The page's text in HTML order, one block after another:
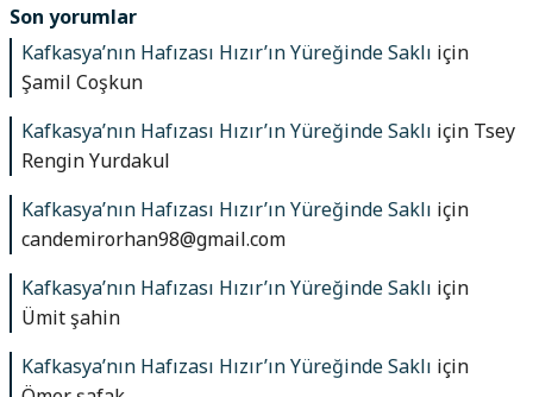
Son yorumlar
Kafkasya’nın Hafızası Hızır’ın Yüreğinde Saklı için
Şamil Coşkun
Kafkasya’nın Hafızası Hızır’ın Yüreğinde Saklı için Tsey
Rengin Yurdakul
Kafkasya’nın Hafızası Hızır’ın Yüreğinde Saklı için
candemirorhan98@gmail.com
Kafkasya’nın Hafızası Hızır’ın Yüreğinde Saklı için
Ümit şahin
Kafkasya’nın Hafızası Hızır’ın Yüreğinde Saklı için